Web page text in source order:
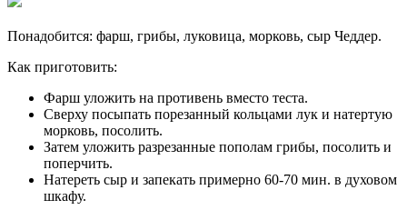
Понадобится: фарш, грибы, луковица, морковь, сыр Чеддер.
Как приготовить:
Фарш уложить на противень вместо теста.
Сверху посыпать порезанный кольцами лук и натертую
морковь, посолить.
Затем уложить разрезанные пополам грибы, посолить и
поперчить.
Натереть сыр и запекать примерно 60-70 мин. в духовом
шкафу.